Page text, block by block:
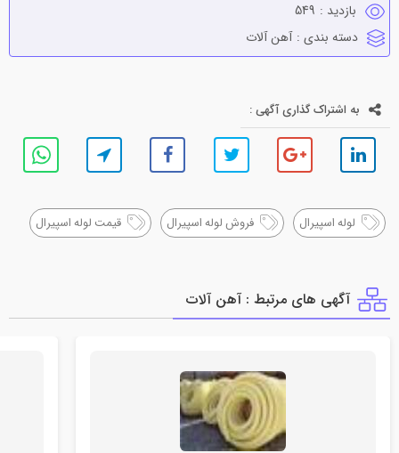
بازدید : 549
دسته بندی : آهن آلات
به اشتراک گذاری آگهی :
لوله اسپیرال فروش لوله اسپیرال قیمت لوله اسپیرال
آگهی های مرتبط : آهن آلات